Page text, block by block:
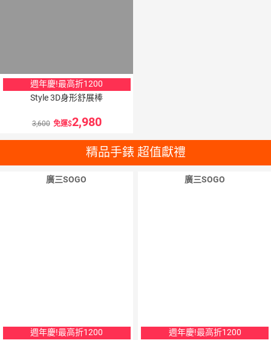
週年慶!最高折1200
Style 3D身形舒展棒
3,600 免運 2,980
精品手錶 超值獻禮
廣三SOGO
週年慶!最高折1200
廣三SOGO
週年慶!最高折1200